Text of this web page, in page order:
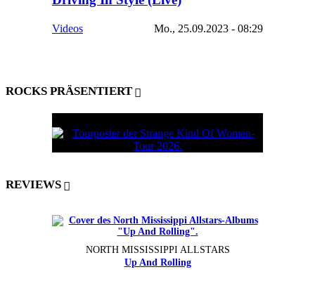
Videos Mo., 25.09.2023 - 08:29
ROCKS PRÄSENTIERT
REVIEWS
NORTH MISSISSIPPI ALLSTARS
Up And Rolling